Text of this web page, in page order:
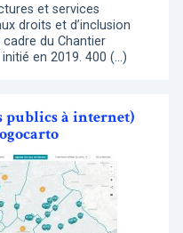
et services
droits et d’inclusion
du Chantier
en 2019. 400 (…)
publics à internet)